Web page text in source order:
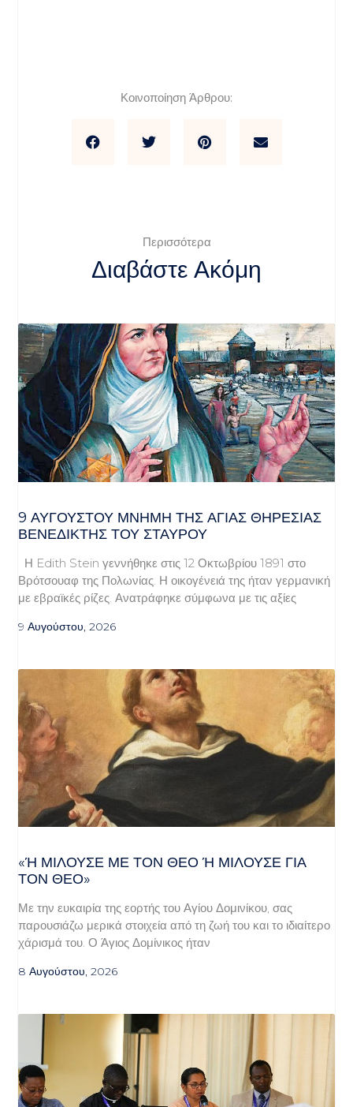
Κοινοποίηση Άρθρου:
Περισσότερα
Διαβάστε Ακόμη
9 ΑΥΓΟΥΣΤΟΥ ΜΝΗΜΗ ΤΗΣ ΑΓΙΑΣ ΘΗΡΕΣΙΑΣ
ΒΕΝΕΔΙΚΤΗΣ ΤΟΥ ΣΤΑΥΡΟΥ
Η Edith Stein γεννήθηκε στις 12 Οκτωβρίου 1891 στο
Βρότσουαφ της Πολωνίας. Η οικογένειά της ήταν γερμανική
με εβραϊκές ρίζες. Ανατράφηκε σύμφωνα με τις αξίες
9 Αυγούστου, 2026
«Ή ΜΙΛΟΎΣΕ ΜΕ ΤΟΝ ΘΕΌ Ή ΜΙΛΟΎΣΕ ΓΙΑ ΤΟ
Ν ΘΕΌ»
Με την ευκαιρία της εορτής του Αγίου Δομινίκου, σας
παρουσιάζω μερικά στοιχεία από τη ζωή του και το ιδιαίτερο
χάρισμά του. Ο Άγιος Δομίνικος ήταν
8 Αυγούστου, 2026